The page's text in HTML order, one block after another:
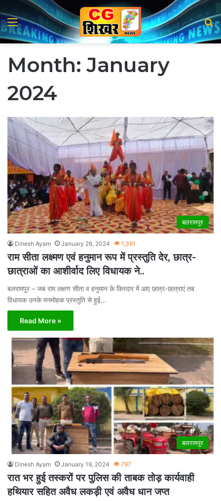
Menu
Month:January
2024
बलरामपुर
Dinesh Ayam January 26, 2024 1,391
राम सीता लक्ष्मण एवं हनुमान रूप में प्रस्तुति देर, छात्र-
छात्राओं का आशीर्वाद लिए विधायक ने..
बलरामपुर – जब राम लक्षण सीता व हनुमान के किरदार में आए छात्र-छात्राएं तब
विधायक उनके मनमोहक प्रस्तुति से हुई…
Read More »
बलरामपुर
Dinesh Ayam January 19, 2024 797
रात भर हुई तस्करों पर पुलिस की ताबक तोड़ कार्यवाही
हथियार सहित अवैध लकड़ी एवं अवैध धान जप्त